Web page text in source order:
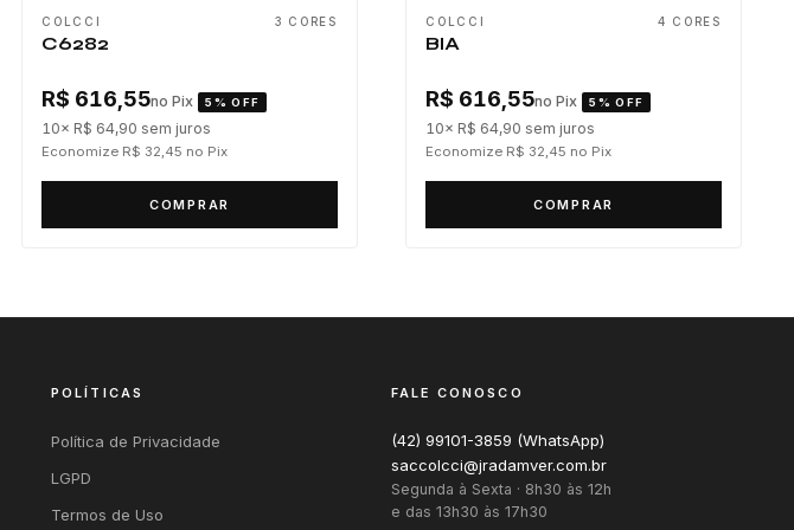
COLCCI 3 CORES
C6282
R$ 616,55no Pix 5% OFF
10× R$ 64,90 sem juros
Economize R$ 32,45 no Pix
COMPRAR
COLCCI 4 CORES
BIA
R$ 616,55no Pix 5% OFF
10× R$ 64,90 sem juros
Economize R$ 32,45 no Pix
COMPRAR
POLÍTICAS
Política de Privacidade
LGPD
Termos de Uso
FALE CONOSCO
(42) 99101-3859 (WhatsApp)
saccolcci@jradamver.com.br
Segunda à Sexta · 8h30 às 12h
e das 13h30 às 17h30